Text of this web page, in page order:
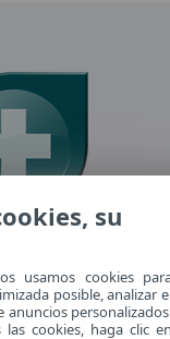
su
usamos cookies
posible, analizar
cookies, haga clic en